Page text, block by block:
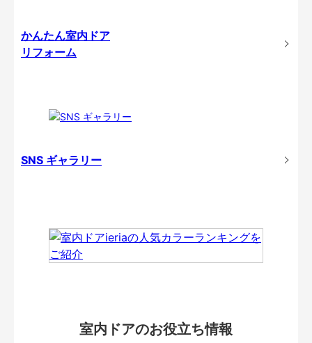
かんたん室内ドア
リフォーム
SNS ギャラリー
室内ドアのお役立ち情報